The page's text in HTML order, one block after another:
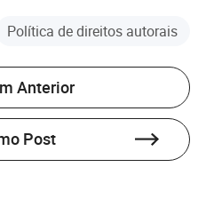
Política de direitos autorais
Anterior
Post